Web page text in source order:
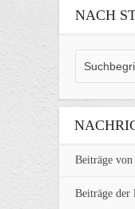
NACH
Beiträge von
Beiträge der